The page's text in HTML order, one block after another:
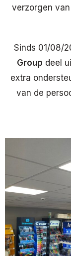
verzorgen
Sinds 01/08/
Group deel
extra
van de